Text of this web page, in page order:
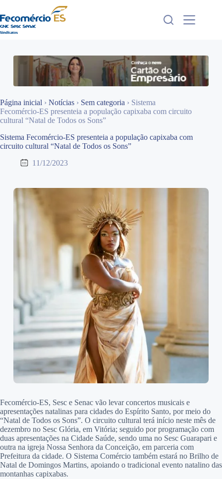
para
o
conteúdo
Página inicial › Notícias › Sem categoria › Sistema
Fecomércio-ES presenteia a população capixaba com circuito
cultural “Natal de Todos os Sons”
Sistema Fecomércio-ES presenteia a população capixaba com
circuito cultural “Natal de Todos os Sons”
11/12/2023
Fecomércio-ES, Sesc e Senac vão levar concertos musicais e
apresentações natalinas para cidades do Espírito Santo, por meio do
“Natal de Todos os Sons”. O circuito cultural terá início neste mês de
dezembro no Sesc Glória, em Vitória; seguido por programação com
duas apresentações na Cidade Saúde, sendo uma no Sesc Guarapari e
outra na igreja Nossa Senhora da Conceição, em parceria com
Prefeitura da cidade. O Sistema Comércio também estará no Brilho de
Natal de Domingos Martins, apoiando o tradicional evento natalino das
montanhas capixabas.